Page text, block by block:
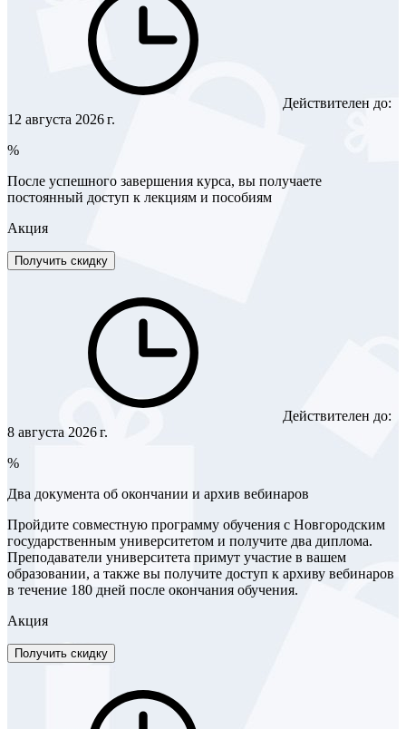
Действителен до:
12 августа 2026 г.
%
После успешного завершения курса, вы получаете
постоянный доступ к лекциям и пособиям
Акция
Получить скидку
Действителен до:
8 августа 2026 г.
%
Два документа об окончании и архив вебинаров
Пройдите совместную программу обучения с Новгородским
государственным университетом и получите два диплома.
Преподаватели университета примут участие в вашем
образовании, а также вы получите доступ к архиву вебинаров
в течение 180 дней после окончания обучения.
Акция
Получить скидку